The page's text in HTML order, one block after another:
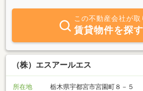
お待ちしております。宇都宮貸家センター
賃貸住宅の仲介専門店として親しまれた不
大規模の賃貸情報から、賃貸マンション・
戸建て・店舗・事務所など賃貸不動産の貸
力でサポートさせていただきます。賃貸物
センターへ。まずはお気軽にご相談下さい。
この不動産会社が取
賃貸物件を探す
（株）エスアールエス
所在地 栃木県宇都宮市宮園町８－５